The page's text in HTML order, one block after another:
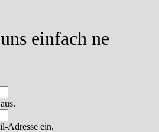
einfach ne
Adresse ein.